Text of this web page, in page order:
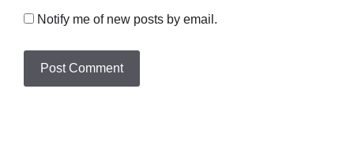
Notify me of new posts by email.